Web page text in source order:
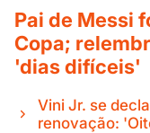
Pai de Messi
Copa;
'dias difíceis'
Vini Jr. se
renovação: